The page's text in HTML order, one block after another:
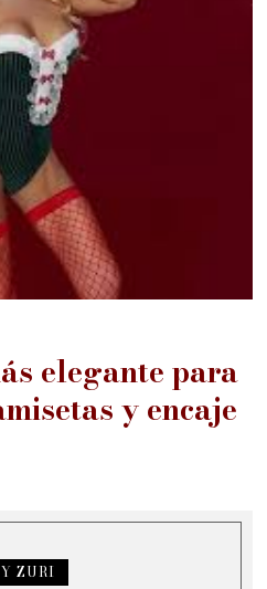
elegante para
y encaje
ZURI